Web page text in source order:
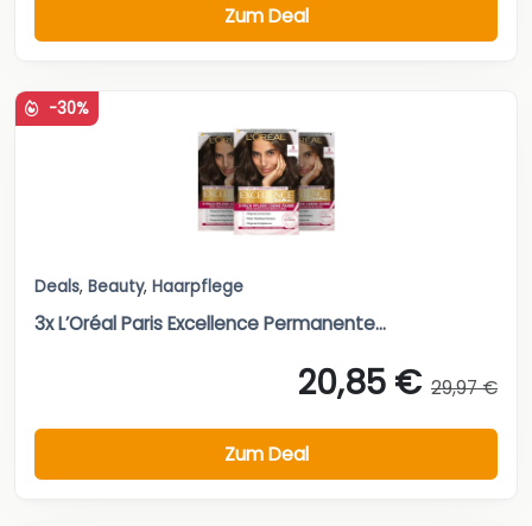
Zum Deal
-30%
Deals, Beauty, Haarpflege
3x L’Oréal Paris Excellence Permanente...
20,85 € 29,97 €
Zum Deal